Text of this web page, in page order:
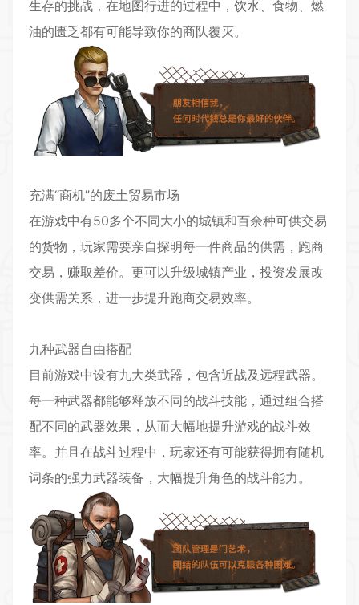
生存的挑战，在地图行进的过程中，饮水、食物、燃
油的匮乏都有可能导致你的商队覆灭。
充满“商机”的废土贸易市场
在游戏中有50多个不同大小的城镇和百余种可供交易
的货物，玩家需要亲自探明每一件商品的供需，跑商
交易，赚取差价。更可以升级城镇产业，投资发展改
变供需关系，进一步提升跑商交易效率。
九种武器自由搭配
目前游戏中设有九大类武器，包含近战及远程武器。
每一种武器都能够释放不同的战斗技能，通过组合搭
配不同的武器效果，从而大幅地提升游戏的战斗效
率。并且在战斗过程中，玩家还有可能获得拥有随机
词条的强力武器装备，大幅提升角色的战斗能力。